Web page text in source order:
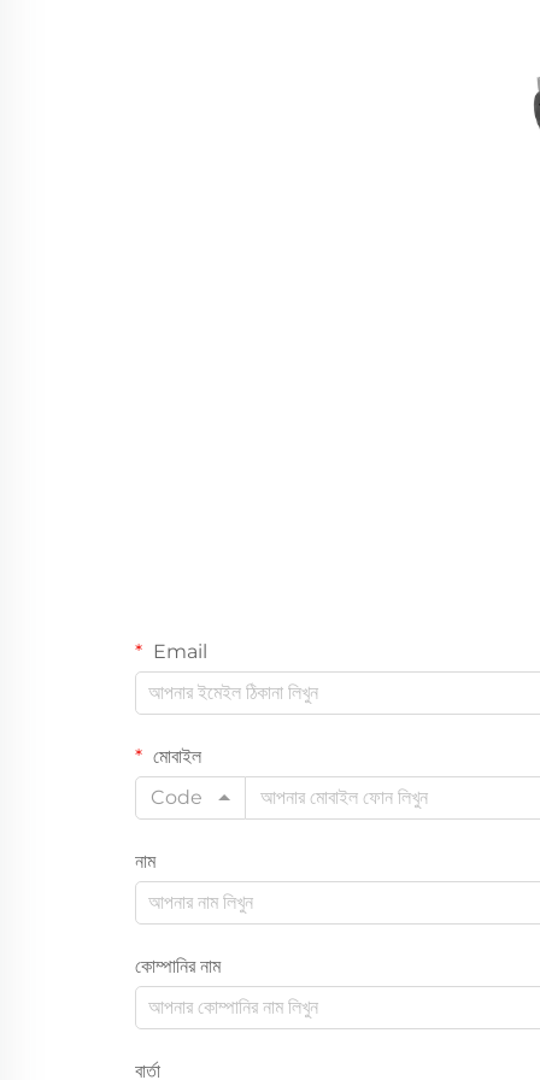
Email
মোবাইল
Code
নাম
কোম্পানির নাম
বার্তা